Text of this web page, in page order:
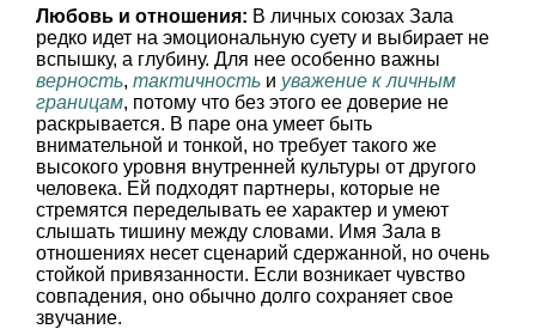
Любовь и отношения: В личных союзах Зала
редко идет на эмоциональную суету и выбирает не
вспышку, а глубину. Для нее особенно важны
верность, тактичность и уважение к личным
границам, потому что без этого ее доверие не
раскрывается. В паре она умеет быть
внимательной и тонкой, но требует такого же
высокого уровня внутренней культуры от другого
человека. Ей подходят партнеры, которые не
стремятся переделывать ее характер и умеют
слышать тишину между словами. Имя Зала в
отношениях несет сценарий сдержанной, но очень
стойкой привязанности. Если возникает чувство
совпадения, оно обычно долго сохраняет свое
звучание.